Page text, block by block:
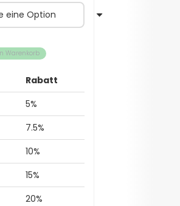
Warenkorb
Rabatt
5%
7.5%
10%
15%
20%